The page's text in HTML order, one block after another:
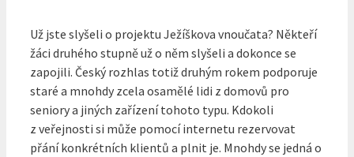
Už jste slyšeli o projektu Ježíškova vnoučata? Někteří
žáci druhého stupně už o něm slyšeli a dokonce se
zapojili. Český rozhlas totiž druhým rokem podporuje
staré a mnohdy zcela osamělé lidi z domovů pro
seniory a jiných zařízení tohoto typu. Kdokoli
z veřejnosti si může pomocí internetu rezervovat
přání konkrétních klientů a plnit je. Mnohdy se jedná o